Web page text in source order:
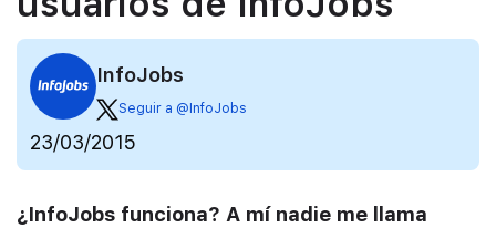
InfoJobs
Seguir a @InfoJobs
23/03/2015
¿InfoJobs funciona? A mí nadie me llama